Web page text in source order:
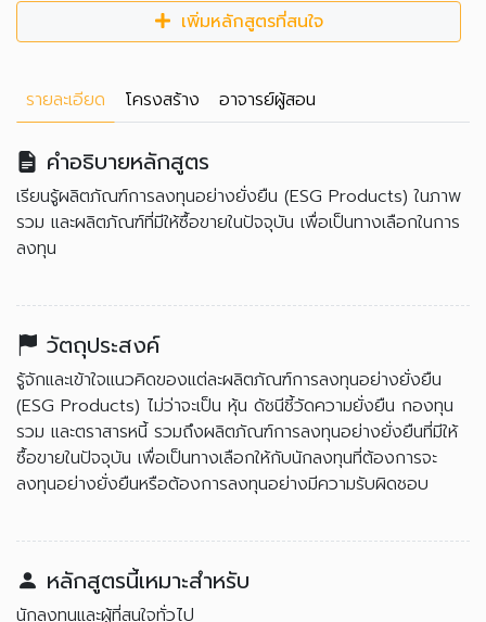
เพิ่มหลักสูตรที่สนใจ
รายละเอียด โครงสร้าง อาจารย์ผู้สอน
คำอธิบายหลักสูตร
เรียนรู้ผลิตภัณฑ์การลงทุนอย่างยั่งยืน (ESG Products) ในภาพ
รวม และผลิตภัณฑ์ที่มีให้ซื้อขายในปัจจุบัน เพื่อเป็นทางเลือกในการ
ลงทุน
วัตถุประสงค์
รู้จักและเข้าใจแนวคิดของแต่ละผลิตภัณฑ์การลงทุนอย่างยั่งยืน
(ESG Products) ไม่ว่าจะเป็น หุ้น ดัชนีชี้วัดความยั่งยืน กองทุน
รวม และตราสารหนี้ รวมถึงผลิตภัณฑ์การลงทุนอย่างยั่งยืนที่มีให้
ซื้อขายในปัจจุบัน เพื่อเป็นทางเลือกให้กับนักลงทุนที่ต้องการจะ
ลงทุนอย่างยั่งยืนหรือต้องการลงทุนอย่างมีความรับผิดชอบ
หลักสูตรนี้เหมาะสำหรับ
นักลงทุนและผู้ที่สนใจทั่วไป